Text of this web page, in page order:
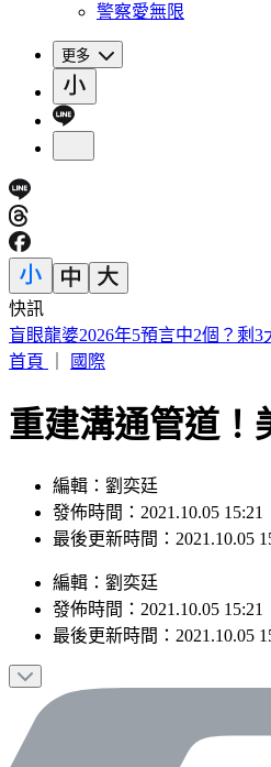
警察愛無限
更多
快訊
趁「白海豚」登陸前夕觀浪 男童
首頁
國際
重建溝通管道
編輯：劉奕廷
發佈時間：2021.10.05 15:21
最後更新時間：2021.10.05
編輯 ： 劉奕廷
發佈時間： 2021.10.05 15:21
最後更新時間： 2021.10.05